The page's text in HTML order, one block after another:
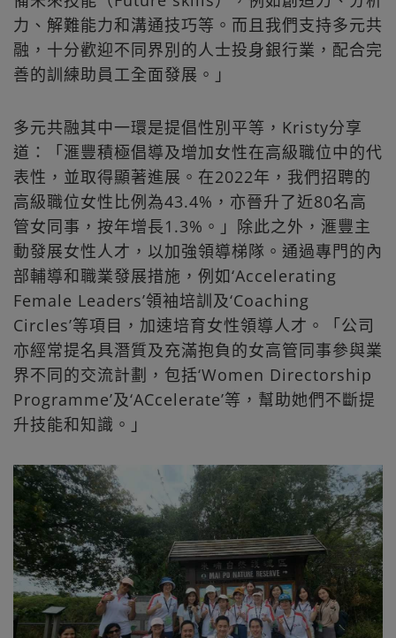
力、解難能力和溝通技巧等。而且我們支持多元共
融，十分歡迎不同界別的人士投身銀行業，配合完
善的訓練助員工全面發展。」
多元共融其中一環是提倡性別平等，Kristy分享
道：「滙豐積極倡導及增加女性在高級職位中的代
表性，並取得顯著進展。在2022年，我們招聘的
高級職位女性比例為43.4%，亦晉升了近80名高
管女同事，按年增長1.3%。」除此之外，滙豐主
動發展女性人才，以加強領導梯隊。通過專門的內
部輔導和職業發展措施，例如‘Accelerating
Female Leaders’領袖培訓及‘Coaching
Circles’等項目，加速培育女性領導人才。「公司
亦經常提名具潛質及充滿抱負的女高管同事參與業
界不同的交流計劃，包括‘Women Directorship
Programme’及‘ACcelerate’等，幫助她們不斷提
升技能和知識。」